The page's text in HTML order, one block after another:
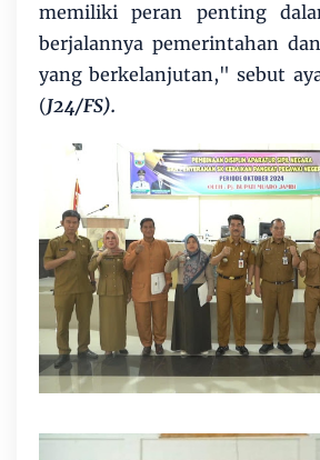
memiliki peran penting
berjalannya pemerintahan
yang berkelanjutan," sebut
(J24/FS).